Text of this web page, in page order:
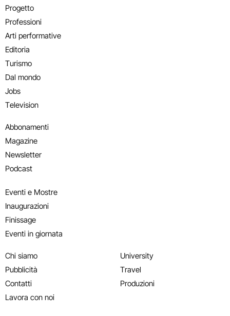
Progetto
Professioni
Arti performative
Editoria
Turismo
Dal mondo
Jobs
Television
Abbonamenti
Magazine
Newsletter
Podcast
Eventi e Mostre
Inaugurazioni
Finissage
Eventi in giornata
Chi siamo
Pubblicità
Contatti
Lavora con noi
University
Travel
Produzioni